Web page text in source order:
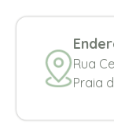
Rua
Praia